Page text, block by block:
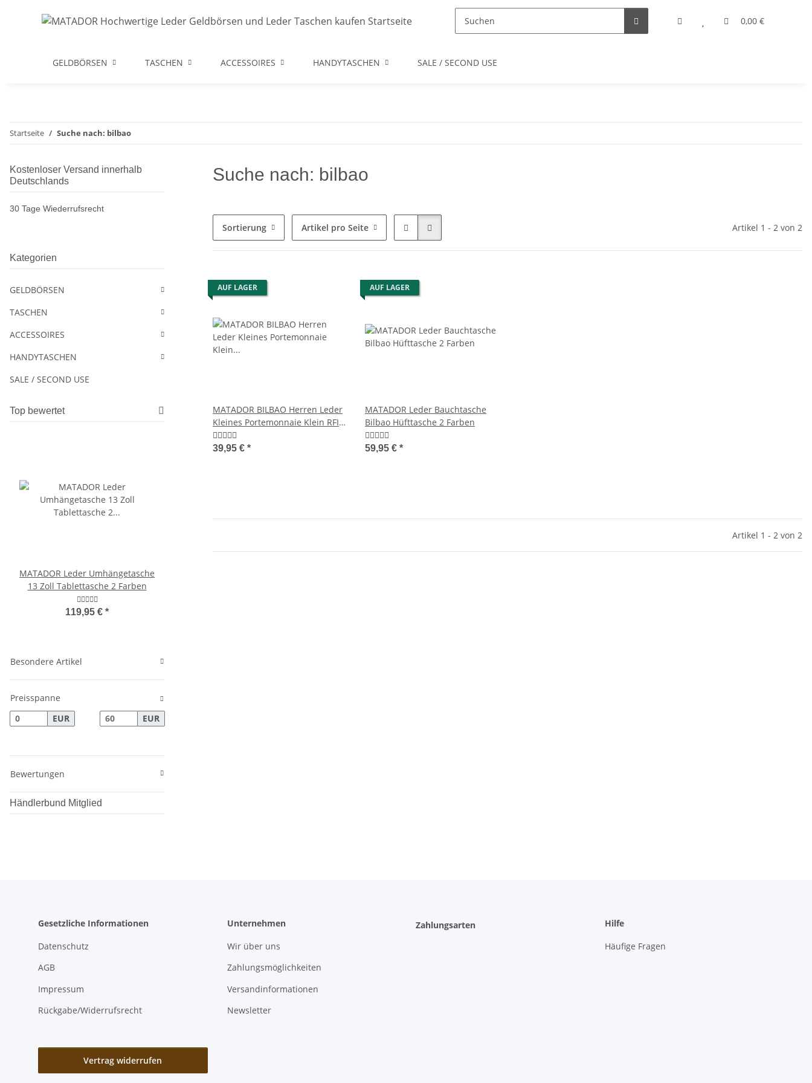
0,00 €
GELDBÖRSEN TASCHEN ACCESSOIRES HANDYTASCHEN SALE / SECOND USE
Startseite Suche nach: bilbao
Suche nach: bilbao
Sortierung Artikel pro Seite Artikel 1 - 2 von 2
AUF LAGER
MATADOR BILBAO Herren Leder
Kleines Portemonnaie Klein RFID
Retro
39,95 € *
AUF LAGER
MATADOR Leder Bauchtasche
Bilbao Hüfttasche 2 Farben
59,95 € *
Artikel 1 - 2 von 2
Kostenloser Versand innerhalb
Deutschlands
30 Tage Wiederrufsrecht
Kategorien
GELDBÖRSEN
TASCHEN
ACCESSOIRES
HANDYTASCHEN
SALE / SECOND USE
Top bewertet
MATADOR Leder Umhängetasche
13 Zoll Tablettasche 2 Farben
119,95 € *
Besondere Artikel
Preisspanne
EUR
EUR
Bewertungen
Händlerbund Mitglied
Gesetzliche Informationen
Datenschutz
AGB
Impressum
Rückgabe/Widerrufsrecht
Unternehmen
Wir über uns
Zahlungsmöglichkeiten
Versandinformationen
Newsletter
Zahlungsarten Hilfe
Häufige Fragen
Vertrag widerrufen